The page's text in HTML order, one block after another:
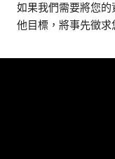
如果我們需要將您
他目標，將事先徵求